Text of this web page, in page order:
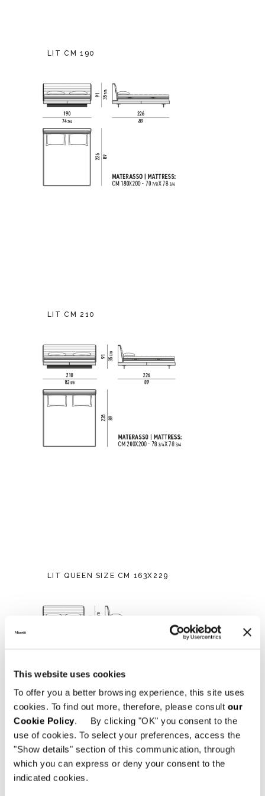
This website uses cookies
To offer you a better browsing experience, this site uses
cookies. To find out more, therefore, please consult our
Cookie Policy. By clicking "OK" you consent to the
use of cookies. To select your preferences, access the
"Show details" section of this communication, through
which you can express or deny your consent to the
indicated cookies.
LIT CM 190
LIT CM 210
LIT QUEEN SIZE CM 163X229